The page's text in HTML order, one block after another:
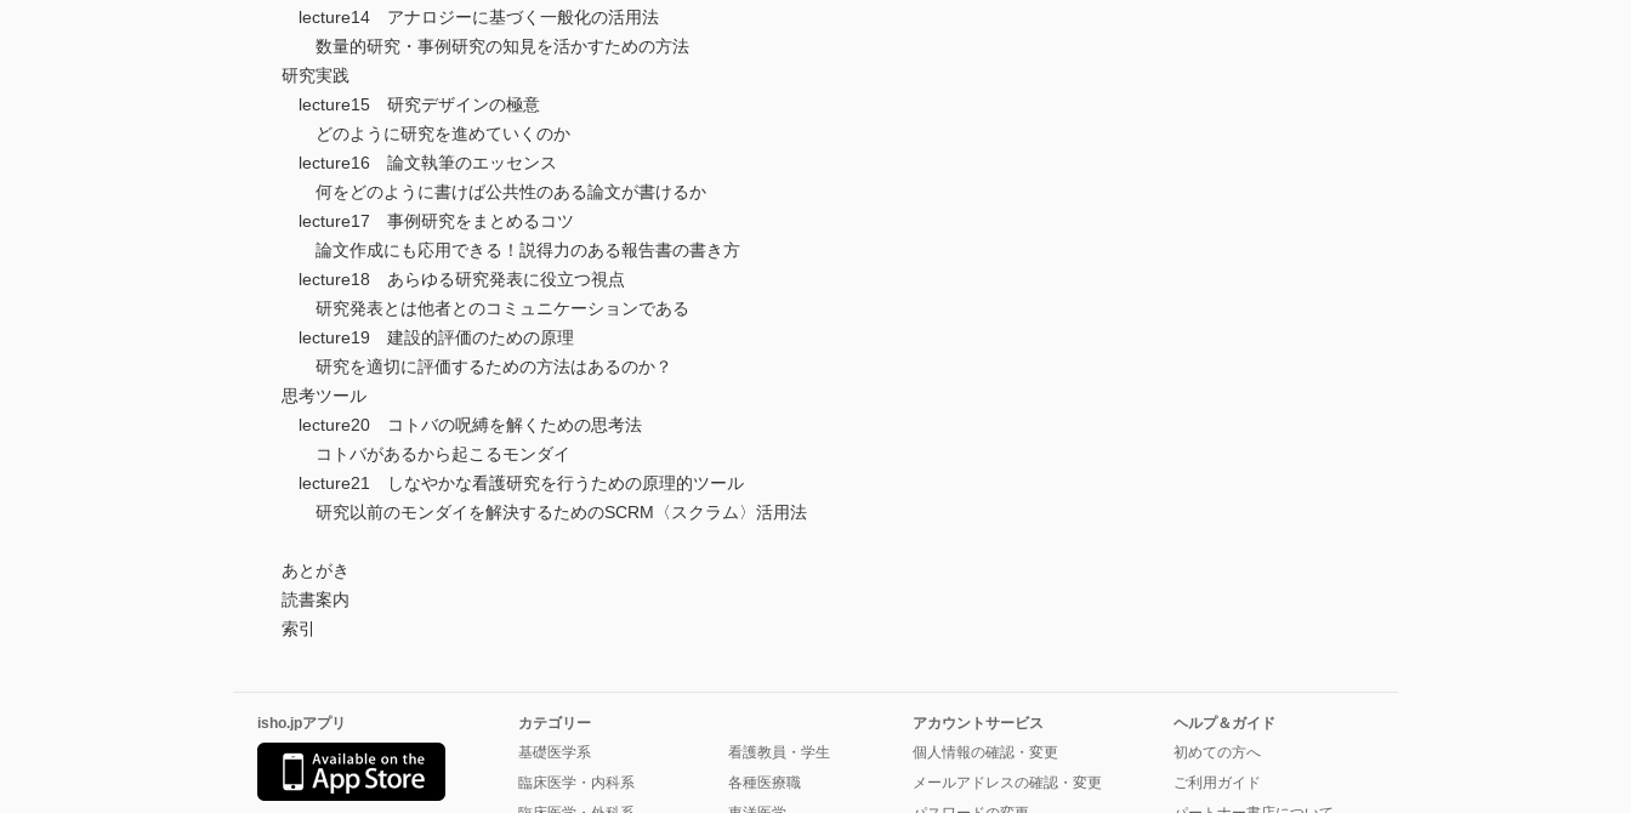
lecture14 アナロジーに基づく一般化の活用法
数量的研究・事例研究の知見を活かすための方法
研究実践
lecture15 研究デザインの極意
どのように研究を進めていくのか
lecture16 論文執筆のエッセンス
何をどのように書けば公共性のある論文が書けるか
lecture17 事例研究をまとめるコツ
論文作成にも応用できる！説得力のある報告書の書き方
lecture18 あらゆる研究発表に役立つ視点
研究発表とは他者とのコミュニケーションである
lecture19 建設的評価のための原理
研究を適切に評価するための方法はあるのか？
思考ツール
lecture20 コトバの呪縛を解くための思考法
コトバがあるから起こるモンダイ
lecture21 しなやかな看護研究を行うための原理的ツール
研究以前のモンダイを解決するためのSCRM〈スクラム〉活用法
あとがき
読書案内
索引
isho.jpアプリ
カテゴリー
基礎医学系
臨床医学・内科系
看護教員・学生
各種医療職
アカウントサービス
個人情報の確認・変更
メールアドレスの確認・変更
ヘルプ＆ガイド
初めての方へ
ご利用ガイド